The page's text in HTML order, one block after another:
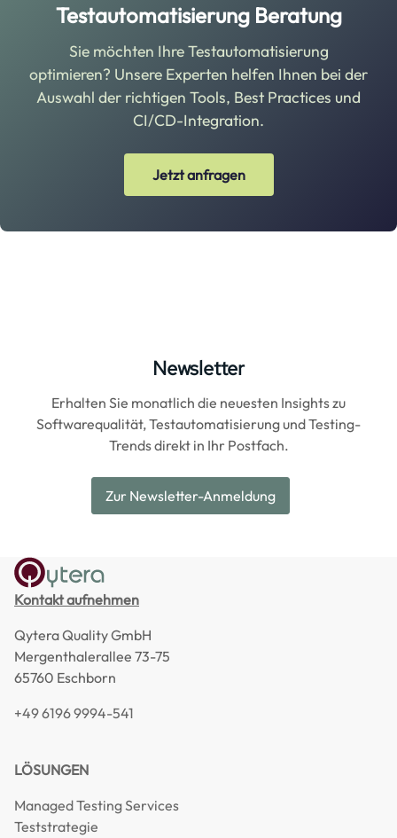
Testautomatisierung Beratung
Sie möchten Ihre Testautomatisierung
optimieren? Unsere Experten helfen Ihnen bei der
Auswahl der richtigen Tools, Best Practices und
CI/CD-Integration.
Jetzt anfragen
Newsletter
Erhalten Sie monatlich die neuesten Insights zu
Softwarequalität, Testautomatisierung und Testing-
Trends direkt in Ihr Postfach.
Zur Newsletter-Anmeldung
Kontakt aufnehmen
Qytera Quality GmbH
Mergenthalerallee 73-75
65760 Eschborn
+49 6196 9994-541
LÖSUNGEN
Managed Testing Services
Teststrategie